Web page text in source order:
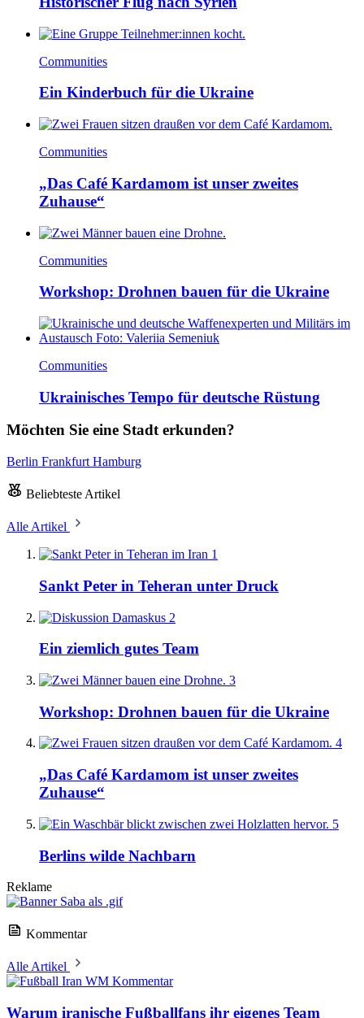
Communities
Ein Kinderbuch für die Ukraine
Communities
„Das Café Kardamom ist unser zweites
Zuhause“
Communities
Workshop: Drohnen bauen für die Ukraine
Communities
Ukrainisches Tempo für deutsche Rüstung
Möchten Sie eine Stadt erkunden?
Berlin Frankfurt Hamburg
Beliebteste Artikel
Alle Artikel
1
Sankt Peter in Teheran unter Druck
2
Ein ziemlich gutes Team
3
Workshop: Drohnen bauen für die Ukraine
4
„Das Café Kardamom ist unser zweites
Zuhause“
5
Berlins wilde Nachbarn
Reklame
Kommentar
Alle Artikel
Kommentar
Warum iranische Fußballfans ihr eigenes Team